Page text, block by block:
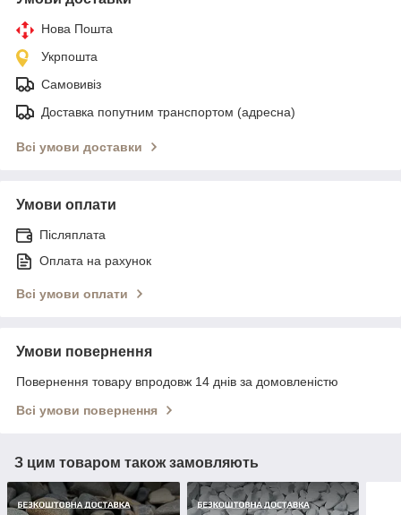
Нова Пошта
Укрпошта
Самовивіз
Доставка попутним транспортом (адресна)
Всі умови доставки
Умови оплати
Післяплата
Оплата на рахунок
Всі умови оплати
Умови повернення
Повернення товару впродовж 14 днів за домовленістю
Всі умови повернення
З цим товаром також замовляють